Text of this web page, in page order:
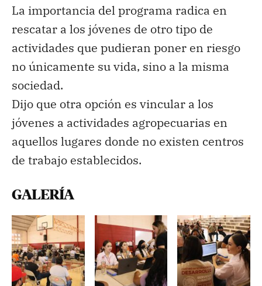
La importancia del programa radica en
rescatar a los jóvenes de otro tipo de
actividades que pudieran poner en riesgo
no únicamente su vida, sino a la misma
sociedad.
Dijo que otra opción es vincular a los
jóvenes a actividades agropecuarias en
aquellos lugares donde no existen centros
de trabajo establecidos.
GALERÍA